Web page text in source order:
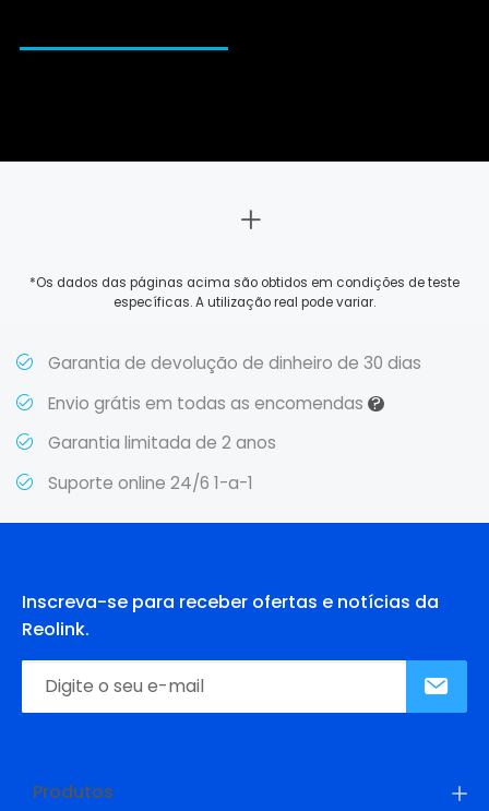
*Os dados das páginas acima são obtidos em condições de teste
específicas. A utilização real pode variar.
Garantia de devolução de dinheiro de 30 dias
Envio grátis em todas as encomendas ?
Garantia limitada de 2 anos
Suporte online 24/6 1-a-1
Inscreva-se para receber ofertas e notícias da
Reolink.
Produtos